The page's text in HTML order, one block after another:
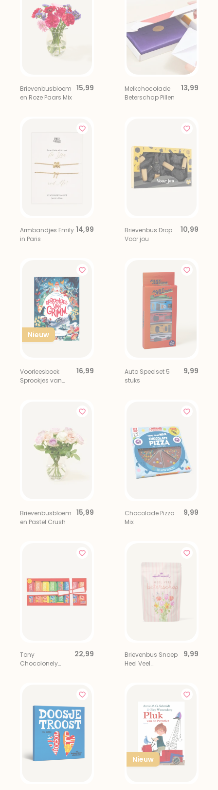
Brievenbusbloem
en Roze Paars Mix
15,99
Melkchocolade
Beterschap Pillen
13,99
Armbandjes Emily
in Paris
14,99
Brievenbus Drop
Voor jou
10,99
Nieuw
Voorleesboek
Sprookjes van
16,99
Auto Speelset 5
stuks
9,99
Brievenbusbloem
en Pastel Crush
15,99
Chocolade Pizza
Mix
9,99
Tony
Chocolonely
22,99
Brievenbus Snoep
Heel Veel
9,99
Nieuw